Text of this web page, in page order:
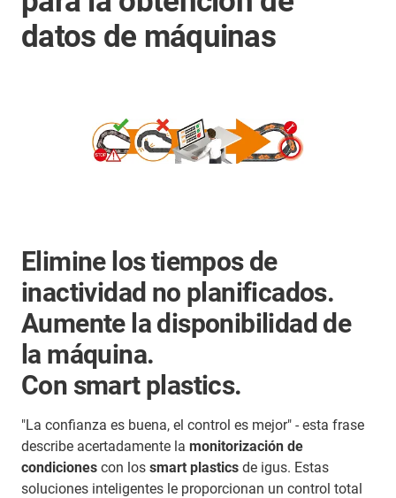
datos de máquinas
Elimine los tiempos de
inactividad no planificados.
Aumente la disponibilidad de
la máquina.
Con smart plastics.
"La confianza es buena, el control es mejor" - esta frase
describe acertadamente la monitorización de
condiciones con los smart plastics de igus. Estas
soluciones inteligentes le proporcionan un control total